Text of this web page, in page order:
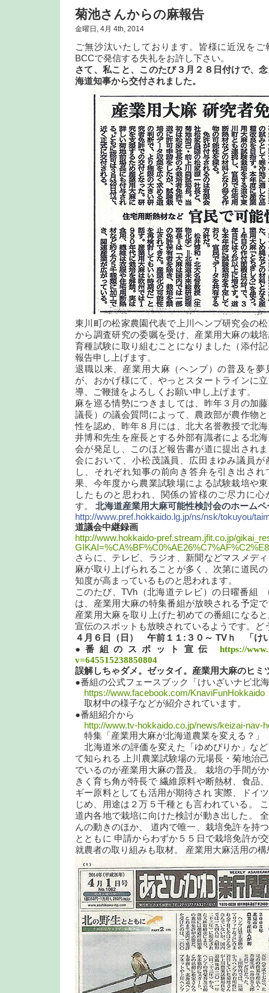
菊池さんからの麻報告
金曜日, 4月 4th, 2014
ご無沙汰いたしております。皆様に近況を
BCCで発信する失礼をお許し下さい。
さて、私こと、このたび３月２８日付けで、
海道知事から交付されました。
東川町の松家農園代表で上川ヘンプ研究会の
から調査研究の委嘱を受け、産業用大麻の栽
育種試験に取り組むことになりました（添付
報告申し上げます。
退職以来、産業用大麻（ヘンプ）の普及を夢
が、おかげ様にて、やっとスタートラインに
導、ご鞭撻をよろしくお願い申し上げます。
麻を巡る情勢につきましては、昨年３月の加
議長）の議会質問によって、農政部が農作物
性を認め、昨年８月には、北大名誉教授で北
井博和先生を座長とする外部有識者による北
会が発足し、このほど報告書が道に提出され
会において、小松茂議員、広田まゆみ議員が
し、それぞれ知事の前向き答弁を引き出さ
果、今年度から農業試験場による試験栽培や
したものと思われ、関係の皆様のご尽力に
す。 北海道産業用大麻可能性検討会のホームペ
http://www.pref.hokkaido.lg.jp/ns/nsk/tokuyou/
道議会中継録画
http://www.hokkaido-pref.stream.jfit.co.jp/
さらに、テレビ、ラジオ、新聞などマスメデ
麻が取り上げられることが多く、次第に道民
知度が高まっているものと思われます。
このたび、TVh（北海道テレビ）の日曜番
は、産業用大麻の特集番組が放映される予定
産業用大麻を取り上げた初めての番組になる
宣伝のスポットも放映されているようです。ど
４月６日（日） 午前１１:３０～ TVｈ 「け
●番組のスポット宣伝 https://
v=645515238850804
誤解しちゃダメ。ゼッタイ。産業用大麻のヒミ
●番組の公式フェースブック「けいざいナビ北
https://www.facebook.com/KnaviFunHokkaido
取材中の様子などが紹介されています。
●番組紹介から
http://www.tv-hokkaido.co.jp/news/keizai-nav-
特集「産業用大麻が北海道農業を変える？」
北海道米の評価を変えた「ゆめぴりか」な
て知られる 上川農業試験場の元場長・菊地治
でいるのが産業用大麻の普及。 栽培の手間が
きく育ち角が特長で 繊維原料や断熱材、食品
ギー原料としても活用が期待され 実際、ドイ
じめ、用途は２万５千種とも言われている。
道内各地で栽培に向けた検討が動き出した。
んの動きのほか、 道内で唯一、栽培免許を持
とともに 申請からわずか５５日で栽培免許が
就農者の取り組みも取材。 産業用大麻活用の